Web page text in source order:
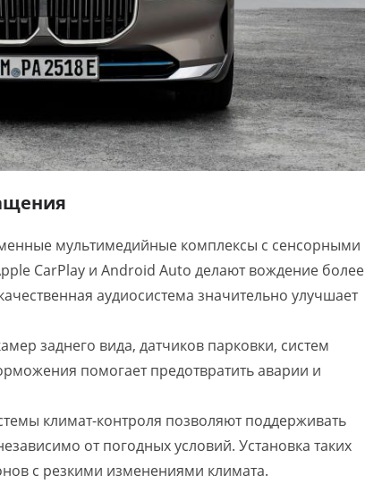
мультимедийные комплексы с сенсорными
CarPlay и Android Auto делают вождение более
аудиосистема значительно улучшает
заднего вида, датчиков парковки, систем
помогает предотвратить аварии и
климат-контроля позволяют поддерживать
от погодных условий. Установка таких
с резкими изменениями климата.